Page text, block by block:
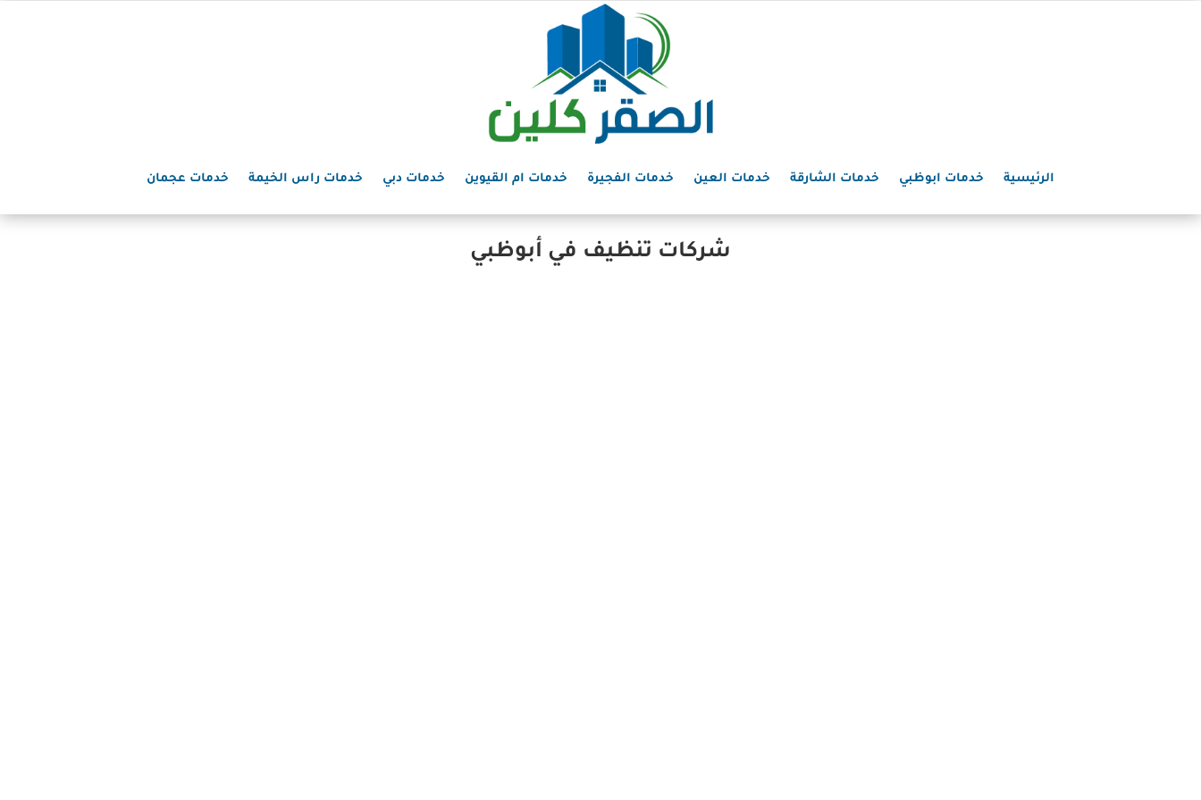
الرئيسية خدمات ابوظبي خدمات الشارقة خدمات العين خدمات الفجيرة خدمات ام القيوين خدمات دبي خدمات راس الخيمة خدمات عجمان
شركات تنظيف في أبوظبي